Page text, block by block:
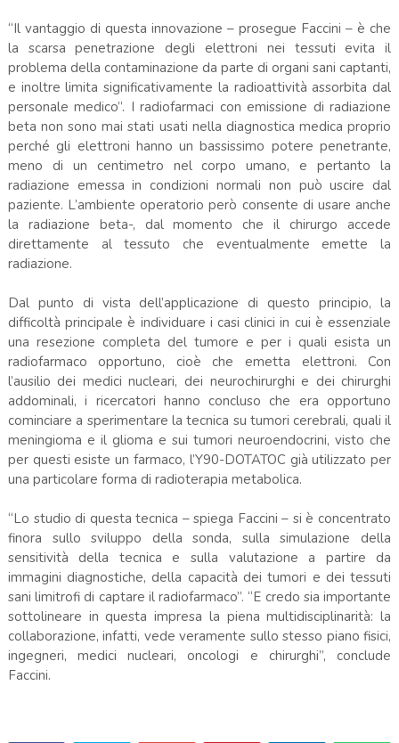
“Il vantaggio di questa innovazione – prosegue Faccini – è che
la scarsa penetrazione degli elettroni nei tessuti evita il
problema della contaminazione da parte di organi sani captanti,
e inoltre limita significativamente la radioattività assorbita dal
personale medico”. I radiofarmaci con emissione di radiazione
beta non sono mai stati usati nella diagnostica medica proprio
perché gli elettroni hanno un bassissimo potere penetrante,
meno di un centimetro nel corpo umano, e pertanto la
radiazione emessa in condizioni normali non può uscire dal
paziente. L’ambiente operatorio però consente di usare anche
la radiazione beta-, dal momento che il chirurgo accede
direttamente al tessuto che eventualmente emette la
radiazione.
Dal punto di vista dell’applicazione di questo principio, la
difficoltà principale è individuare i casi clinici in cui è essenziale
una resezione completa del tumore e per i quali esista un
radiofarmaco opportuno, cioè che emetta elettroni. Con
l’ausilio dei medici nucleari, dei neurochirurghi e dei chirurghi
addominali, i ricercatori hanno concluso che era opportuno
cominciare a sperimentare la tecnica su tumori cerebrali, quali il
meningioma e il glioma e sui tumori neuroendocrini, visto che
per questi esiste un farmaco, l’Y90-DOTATOC già utilizzato per
una particolare forma di radioterapia metabolica.
“Lo studio di questa tecnica – spiega Faccini – si è concentrato
finora sullo sviluppo della sonda, sulla simulazione della
sensitività della tecnica e sulla valutazione a partire da
immagini diagnostiche, della capacità dei tumori e dei tessuti
sani limitrofi di captare il radiofarmaco”. “E credo sia importante
sottolineare in questa impresa la piena multidisciplinarità: la
collaborazione, infatti, vede veramente sullo stesso piano fisici,
ingegneri, medici nucleari, oncologi e chirurghi”, conclude
Faccini.